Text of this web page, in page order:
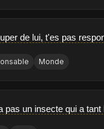
de lui, t'es pas
Monde
pas un insecte qui a